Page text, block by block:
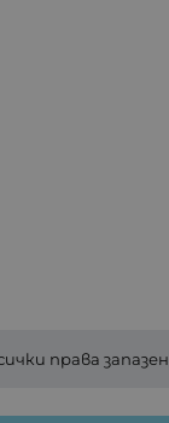
права